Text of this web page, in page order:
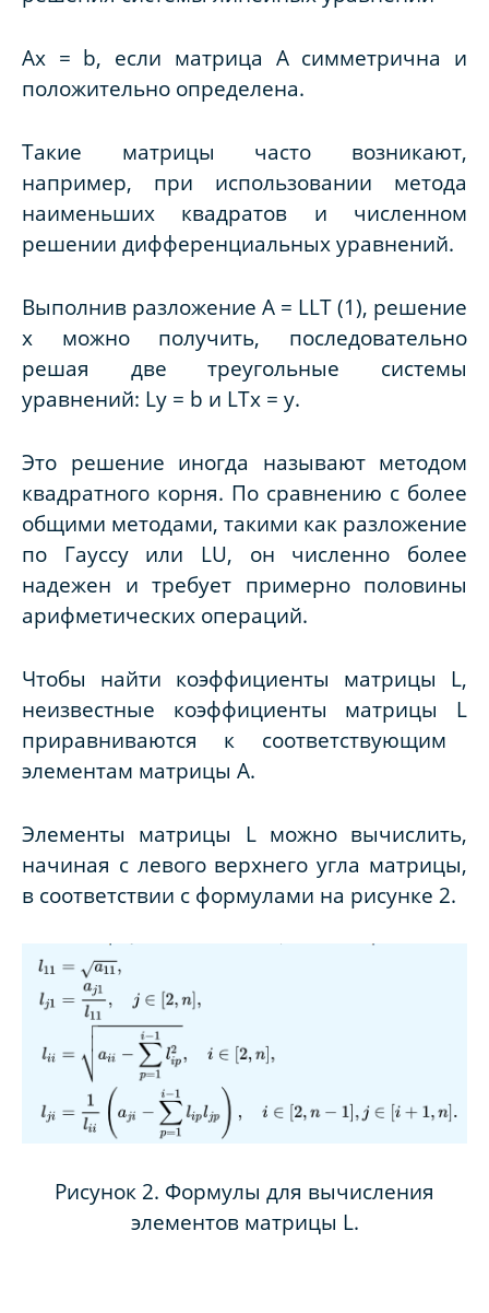
Ax = b, если матрица Aсимметрична и
положительно определена.
Такие матрицы часто возникают,
например, при использовании метода
наименьших квадратов и численном
решении дифференциальных уравнений.
Выполнив разложение A = LLТ (1), решение
x можно получить, последовательно
решая две треугольные системы
уравнений: Ly = b и LТx = y.
Это решение иногда называют методом
квадратного корня. По сравнению с более
общими методами, такими как разложение
по Гауссу или LU, он численно более
надежен и требует примерно половины
арифметических операций.
Чтобы найти коэффициенты матрицы L,
неизвестные коэффициенты матрицы L
приравниваются к соответствующим
элементам матрицы A.
Элементы матрицы Lможно вычислить,
начиная с левого верхнего угла матрицы,
в соответствии с формулами на рисунке 2.
Рисунок 2. Формулы для вычисления
элементов матрицы L.